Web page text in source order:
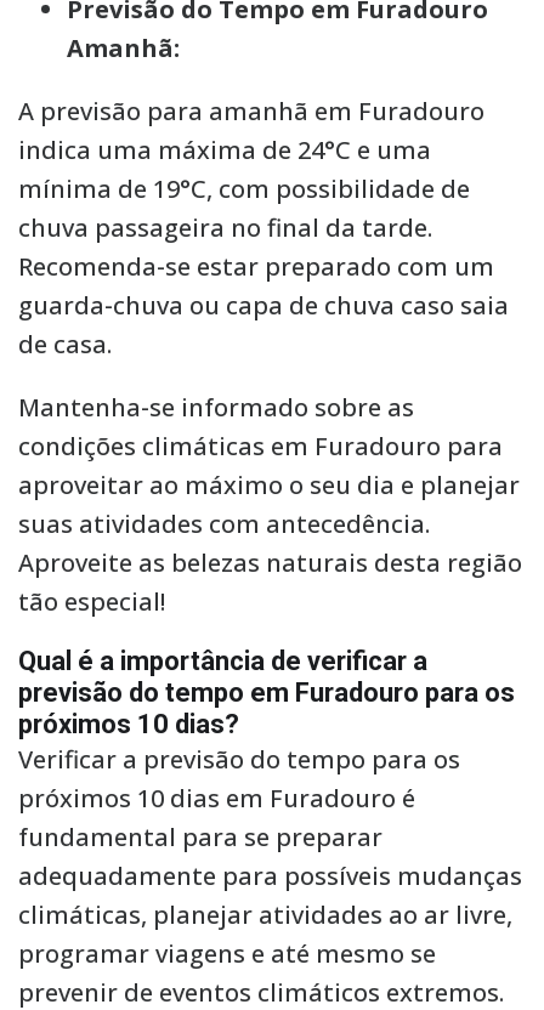
Previsão do Tempo em Furadouro
Amanhã:
A previsão para amanhã em Furadouro
indica uma máxima de 24°C e uma
mínima de 19°C, com possibilidade de
chuva passageira no final da tarde.
Recomenda-se estar preparado com um
guarda-chuva ou capa de chuva caso saia
de casa.
Mantenha-se informado sobre as
condições climáticas em Furadouro para
aproveitar ao máximo o seu dia e planejar
suas atividades com antecedência.
Aproveite as belezas naturais desta região
tão especial!
Qual é a importância de verificar a
previsão do tempo em Furadouro para os
próximos 10 dias?
Verificar a previsão do tempo para os
próximos 10 dias em Furadouro é
fundamental para se preparar
adequadamente para possíveis mudanças
climáticas, planejar atividades ao ar livre,
programar viagens e até mesmo se
prevenir de eventos climáticos extremos.